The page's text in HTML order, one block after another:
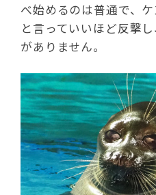
べ始めるのは普通で、
と言っていいほど反撃
がありません。